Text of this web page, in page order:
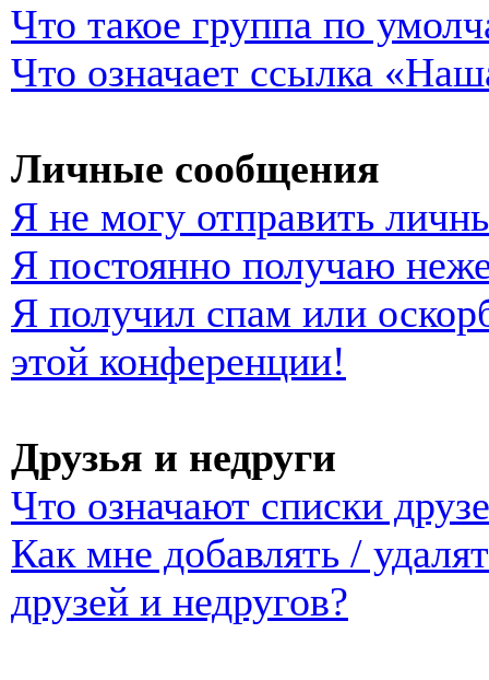
Что такое группа по
Что означает ссылка
Личные сообщения
Я не могу отправить
Я постоянно получаю
Я получил спам или
этой конференции!
Друзья и недруги
Что означают списки
Как мне добавлять /
друзей и недругов?